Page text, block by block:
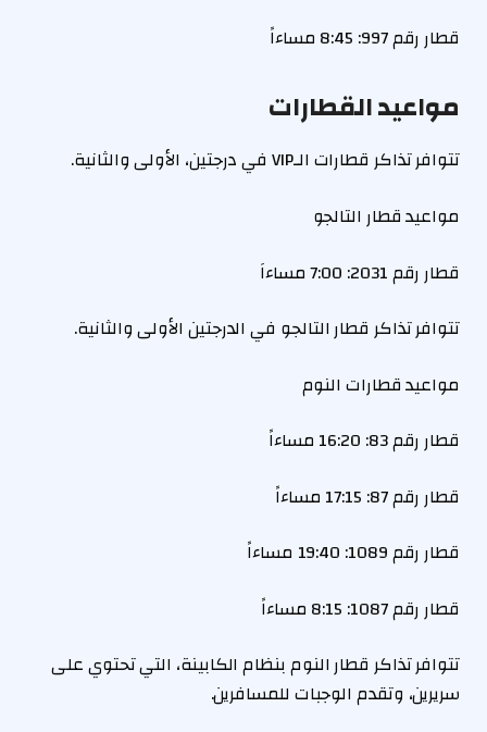
قطار رقم 997: 8:45 مساءاً
مواعيد القطارات
تتوافر تذاكر قطارات الـVIP في درجتين، الأولى والثانية.
مواعيد قطار التالجو
قطار رقم 2031: 7:00 مساءاَ
تتوافر تذاكر قطار التالجو في الدرجتين الأولى والثانية.
مواعيد قطارات النوم
قطار رقم 83: 16:20 مساءاً
قطار رقم 87: 17:15 مساءاً
قطار رقم 1089: 19:40 مساءاً
قطار رقم 1087: 8:15 مساءاً
تتوافر تذاكر قطار النوم بنظام الكابينة، التي تحتوي على
سريرين، وتقدم الوجبات للمسافرين.